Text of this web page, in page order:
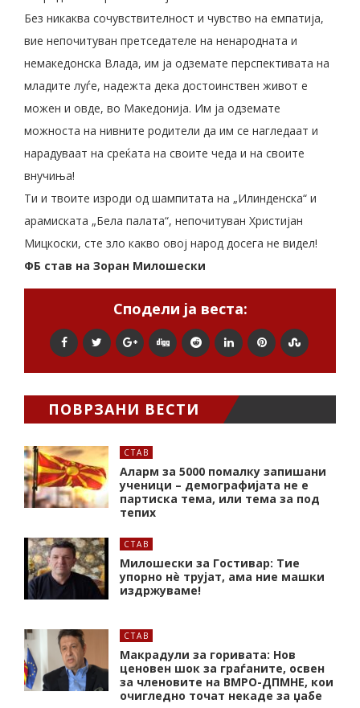
Без никаква сочувствителност и чувство на емпатија,
вие непочитуван претседателе на ненародната и
немакедонска Влада, им ја одземате перспективата на
младите луѓе, надежта дека достоинствен живот е
можен и овде, во Македонија. Им ја одземате
можноста на нивните родители да им се нагледаат и
нарадуваат на среќата на своите чеда и на своите
внучиња!
Ти и твоите изроди од шампитата на „Илинденска“ и
арамиската „Бела палата“, непочитуван Христијан
Мицкоски, сте зло какво овој народ досега не видел!
ФБ став на Зоран Милошески
Сподели ја веста:
ПОВРЗАНИ ВЕСТИ
СТАВ
Аларм за 5000 помалку запишани
ученици – демографијата не е
партиска тема, или тема за под
тепих
СТАВ
Милошески за Гостивар: Тие
упорно нѐ трујат, ама ние машки
издржуваме!
СТАВ
Макрадули за горивата: Нов
ценовен шок за граѓаните, освен
за членовите на ВМРО-ДПМНЕ, кои
очигледно точат некаде за џабе